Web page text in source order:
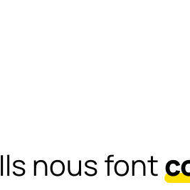
Ils nous font